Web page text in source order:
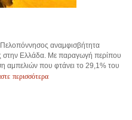
αναμφισβήτητα
στην Ελλάδα. Με παραγωγή περίπου
αμπελιών που φτάνει το 29,1% του
περισσότερα